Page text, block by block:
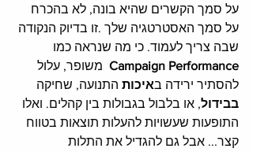
על סמך הקשרים שהיא בונה, לא בהכרח
על סמך האסטרטגיה שלך .זו בדיוק הנקודה
שבה צריך לעמוד. כי מה שנראה כמו
Campaign Performance משופר, עלול
להסתיר ירידה באיכות התנועה, שחיקה
בבידול, או בלבול בגבולות בין קהלים. ואלו
התופעות שעשויות להעלות תוצאות בטווח
קצר... אבל גם להגדיל את התלות